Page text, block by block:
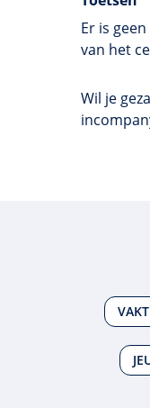
Er is
van het
Wil je